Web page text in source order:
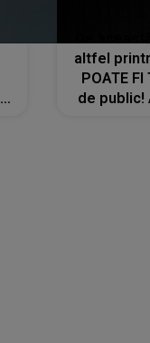
altfel
POATE FI
de public!